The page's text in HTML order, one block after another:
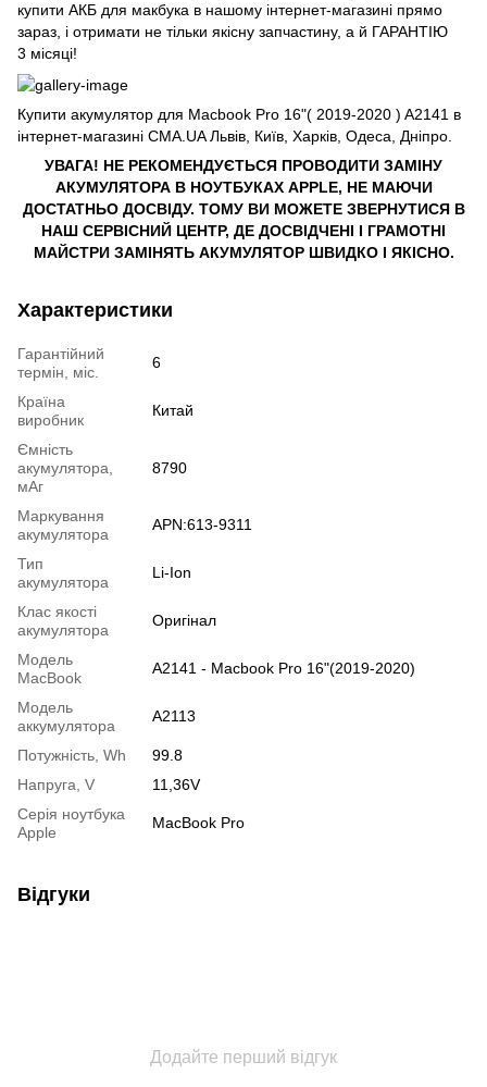
купити АКБ для макбука в нашому інтернет-магазині прямо
зараз, і отримати не тільки якісну запчастину, а й ГАРАНТІЮ
3 місяці!
Купити акумулятор для Macbook Pro 16"( 2019-2020 ) A2141 в
інтернет-магазині CMA.UA Львів, Київ, Харків, Одеса, Дніпро.
УВАГА! НЕ РЕКОМЕНДУЄТЬСЯ ПРОВОДИТИ ЗАМІНУ
АКУМУЛЯТОРА В НОУТБУКАХ APPLE, НЕ МАЮЧИ
ДОСТАТНЬО ДОСВІДУ. ТОМУ ВИ МОЖЕТЕ ЗВЕРНУТИСЯ В
НАШ СЕРВІСНИЙ ЦЕНТР, ДЕ ДОСВІДЧЕНІ І ГРАМОТНІ
МАЙСТРИ ЗАМІНЯТЬ АКУМУЛЯТОР ШВИДКО І ЯКІСНО.
Характеристики
Гарантійний
термін, міс.
6
Країна
виробник
Китай
Ємність
акумулятора,
мАг
8790
Маркування
акумулятора
APN:613-9311
Тип
акумулятора
Li-Ion
Клас якості
акумулятора
Оригінал
Модель
MacBook
A2141 - Macbook Pro 16"(2019-2020)
Модель
аккумулятора
A2113
Потужність, Wh
99.8
Напруга, V
11,36V
Серія ноутбука
Apple
MacBook Pro
Відгуки
Додайте перший відгук